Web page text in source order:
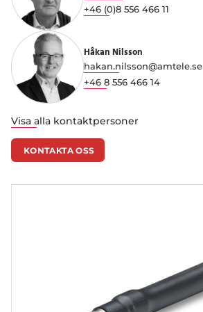
+46 (0)8 556 466 11
Håkan Nilsson
hakan.nilsson@amtele.se
+46 8 556 466 14
Visa alla kontaktpersoner
KONTAKTA OSS